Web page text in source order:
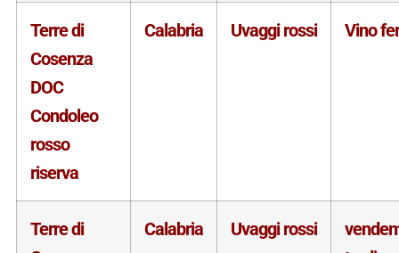
Terre di
Cosenza
DOC
Condoleo
rosso
riserva
Calabria Uvaggi rossi Vino
Terre di
Calabria Uvaggi rossi